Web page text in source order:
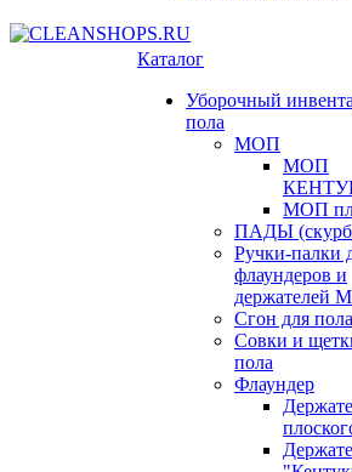
Каталог
Уборочный
пола
МОП
МОП
МОП
ПАДЫ
Ручки-палки
флаундеров и
держателей
Сгон для пола
Совки и
пола
Флаундер